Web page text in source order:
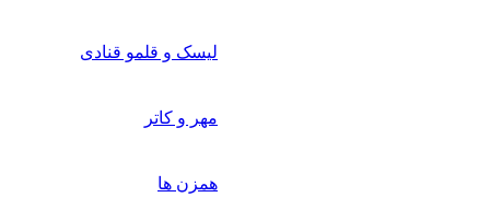
لیسک و قلمو قنادی
مهر و کاتر
همزن ها